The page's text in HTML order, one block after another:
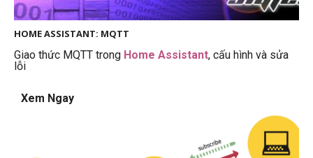
HOME ASSISTANT: MQTT
Giao thức MQTT trong Home Assistant, cấu hình và sửa
lỗi
Xem Ngay